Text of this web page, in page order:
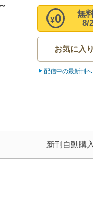
無
8/
¥0
お気に入
配信中の最新刊へ
新刊自動購入